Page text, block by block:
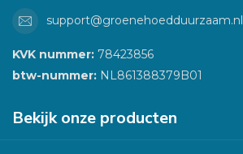
support@groenehoedduurzaam.nl
KVK nummer: 78423856
btw-nummer: NL861388379B01
Bekijk onze producten